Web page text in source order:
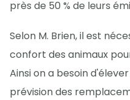
près de 50 % de leurs
Selon M. Brien, il est
confort des animaux
Ainsi on a besoin
prévision des